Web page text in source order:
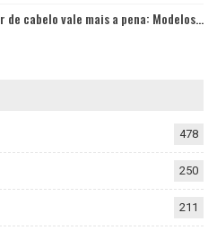
de cabelo vale mais a pena: Modelos…
478
250
211